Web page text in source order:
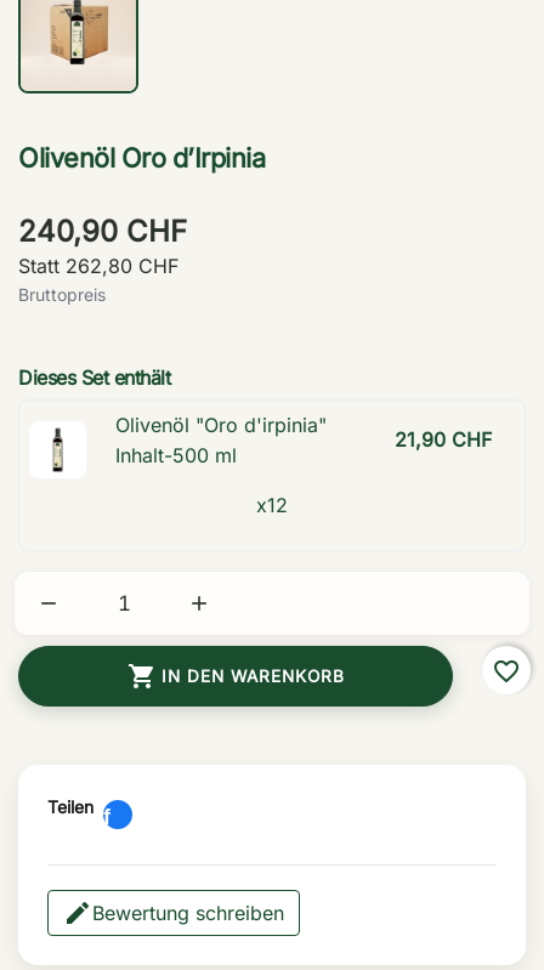
Olivenöl Oro d’Irpinia
240,90 CHF
Statt 262,80 CHF
Bruttopreis
Dieses Set enthält
Olivenöl "Oro d'irpinia"
Inhalt-500 ml
21,90 CHF
x12
 
 IN DEN WARENKORB favorite_border
Teilen
Bewertung schreiben